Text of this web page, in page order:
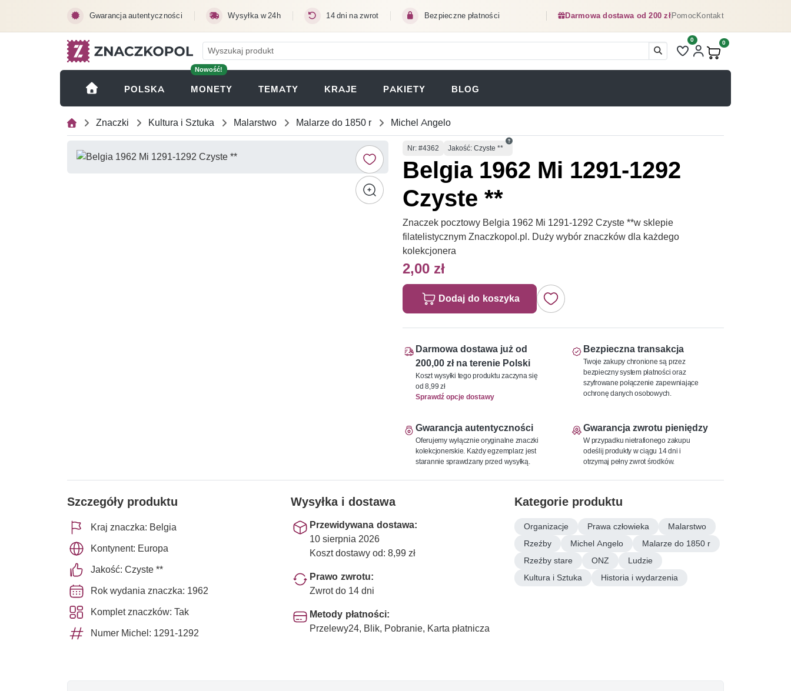
Gwarancja autentyczności Wysyłka w 24h 14 dni na zwrot Bezpieczne płatności Darmowa dostawa od 200 złPomocKontakt
Liczba pozycji na liście
0
Produkty w koszyku:
0
POLSKA
Nowość!
MONETY (OTWIERA SIĘ W NOWEJ KARCIE)
TEMATY KRAJE PAKIETY BLOG
Znaczki Kultura i Sztuka Malarstwo Malarze do 1850 r Michel Angelo
Numer
Nr: #4362 Jakość: Czyste **
Belgia 1962 Mi 1291-1292
Czyste **
Znaczek pocztowy Belgia 1962 Mi 1291-1292 Czyste **w sklepie
filatelistycznym Znaczkopol.pl. Duży wybór znaczków dla każdego
kolekcjonera
2,00 zł
Dodaj do koszyka
Darmowa dostawa już od
200,00 zł na terenie Polski
Koszt wysyłki tego produktu zaczyna się
od 8,99 zł
Sprawdź opcje dostawy
Bezpieczna transakcja
Twoje zakupy chronione są przez
bezpieczny system płatności oraz
szyfrowane połączenie zapewniające
ochronę danych osobowych.
Gwarancja autentyczności
Oferujemy wyłącznie oryginalne znaczki
kolekcjonerskie. Każdy egzemplarz jest
starannie sprawdzany przed wysyłką.
Gwarancja zwrotu pieniędzy
W przypadku nietrafionego zakupu
odeślij produkty w ciągu 14 dni i
otrzymaj pełny zwrot środków.
Szczegóły produktu
Kraj znaczka: Belgia
Kontynent: Europa
Jakość: Czyste **
Rok wydania znaczka: 1962
Komplet znaczków: Tak
Numer Michel: 1291-1292
Wysyłka i dostawa
Przewidywana dostawa:
10 sierpnia 2026
Koszt dostawy od: 8,99 zł
Prawo zwrotu:
Zwrot do 14 dni
Metody płatności:
Przelewy24, Blik, Pobranie, Karta płatnicza
Kategorie produktu
Organizacje Prawa człowieka
Malarstwo
Rzeźby
Michel Angelo
Malarze do 1850 r
Rzeźby stare
ONZ
Ludzie
Kultura i Sztuka
Historia i wydarzenia